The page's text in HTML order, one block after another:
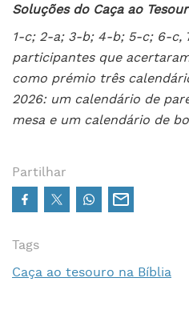
Soluções do Caça ao
1-c; 2-a; 3-b; 4-b; 5-c; 6-c,
participantes que
como prémio três
2026: um calendário de
mesa e um calendário de
Partilhar
Tags
Caça ao tesouro na Bíblia